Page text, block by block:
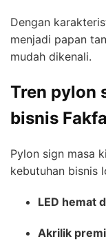
Dengan
menjadi papan
mudah dikenali.
Tren pylon
bisnis
Pylon sign masa
kebutuhan bisnis
LED hemat
Akrilik